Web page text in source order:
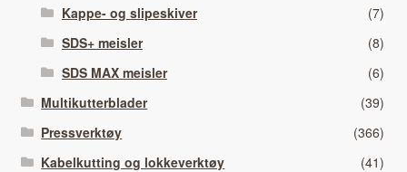
Kappe- og slipeskiver
(7)
SDS+ meisler
(8)
SDS MAX meisler
(6)
Multikutterblader
(39)
Pressverktøy
(366)
Kabelkutting og lokkeverktøy
(41)